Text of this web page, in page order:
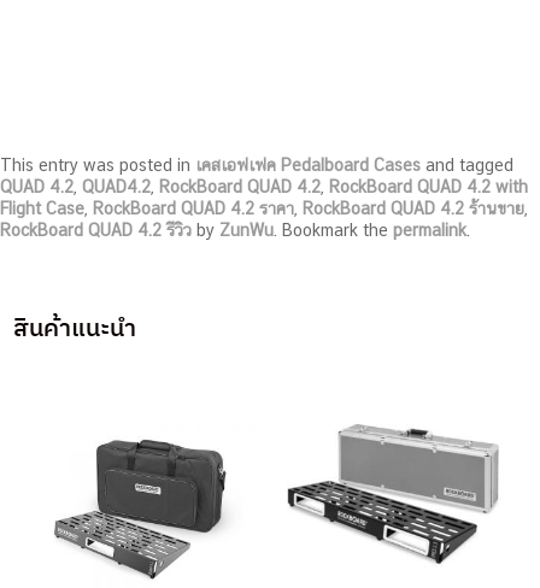
This entry was posted in เคสเอฟเฟค Pedalboard Cases and tagged
QUAD 4.2 QUAD4.2 RockBoard QUAD 4.2 RockBoard QUAD 4.2 with
Flight Case RockBoard QUAD 4.2 ราคา RockBoard QUAD 4.2 ร้านขาย
RockBoard QUAD 4.2 รีวิว by ZunWu . Bookmark the permalink
สินค้าแนะนำ